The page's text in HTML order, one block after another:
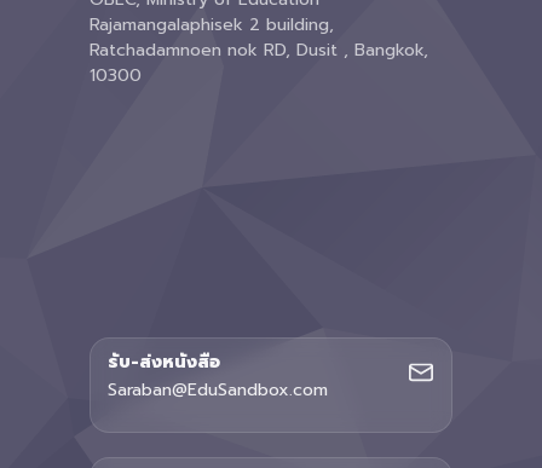
Rajamangalaphisek 2 building,
Ratchadamnoen nok RD, Dusit , Bangkok,
10300
รับ-ส่งหนังสือ
Saraban@EduSandbox.com